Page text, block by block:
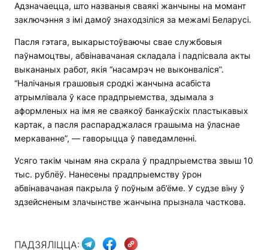
Адзначаецца, што названыя сваякі жанчыны на момант
заключэння з імі дамоў знаходзіліся за межамі Беларусі.
Пасля гэтага, выкарыстоўваючы свае службовыя
паўнамоцтвы, абвінавачаная складала і падпісвала акты
выкананых работ, якія “насамрэч не выконваліся”.
“Налічаныя грашовыя сродкі жанчына асабіста
атрымлівала ў касе прадпрыемства, здымала з
аформленых на імя яе сваякоў банкаўскіх пластыкавых
картак, а пасля распараджалася грашыма на ўласнае
меркаванне”, — гаворыцца ў паведамленні.
Усяго такім чынам яна скрала ў прадпрыемства звыш 10
тыс. рублёў. Нанесены прадпрыемству ўрон
абвінавачаная пакрыла ў поўным аб’ёме. У судзе віну ў
здзейсненым злачынстве жанчына прызнала часткова.
ПАДЗЯЛІЦЦА: